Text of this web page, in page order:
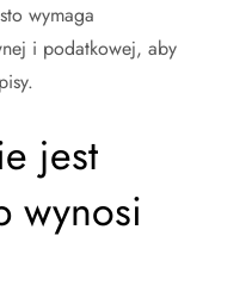
wymaga
i podatkowej, aby
jest
wynosi